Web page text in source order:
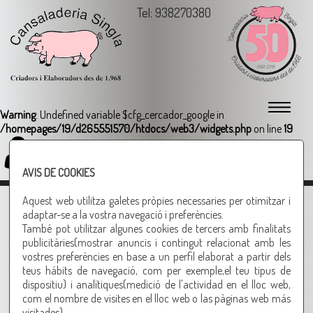
AVIS DE COOKIES
Aquest web utilitza galetes pròpies necessaries per otimitzar i
adaptar-se a la vostra navegació i preferències.
També pot utilitzar algunes cookies de tercers amb finalitats
publicitàries(mostrar anuncis i contingut relacionat amb les
vostres preferències en base a un perfil elaborat a partir dels
teus hábits de navegació, com per exemple,el teu tipus de
dispositiu) i analítiques(medició de l'actividad en el lloc web,
com el nombre de visites en el lloc web o las pàginas web más
Tel: 938270380
Warning: Undefined variable $cfg_cercador_google in
/homepages/19/d265551570/htdocs/web3/widgets.php on line19
Login
AL·LÉRGIES ALIMENTÀRIES
TOTS ELS PRODUCTES ELABORATS A CANSALADERIA SINGLA NO
CONTENEN CAP TIPUS D'AL·LERGENA EXCEPCIó DELS QUE US
DETALLEM A CONTINUACIó:
BOTIFARRA D'OU, PATé DE MUNTANYA:OU
CATALANA, FUET, SALAMI, SOBRASSADA, XORIÇO VELA I
PICANT, SANT VALENTINS, LLIBRETS DE LLOM ACABATS,